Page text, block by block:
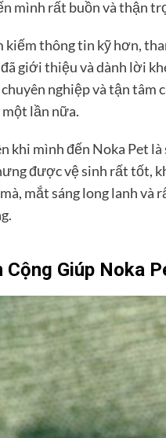
mình rất buồn và thận
thông tin kỹ hơn,
giới thiệu và dành lời
nghiệp và tận tâm
lần nữa.
khi mình đến Noka Pet là
được vệ sinh rất tốt,
mắt sáng long lanh và
Giúp Noka